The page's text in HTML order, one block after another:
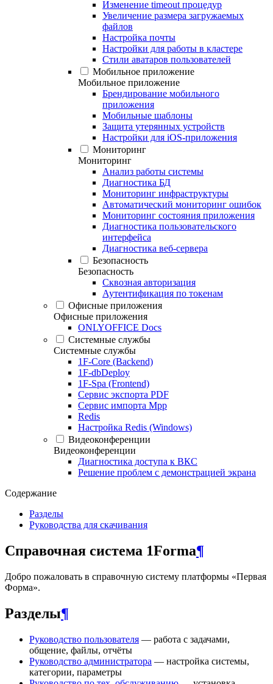
Изменение timeout процедур
Увеличение размера загружаемых
файлов
Настройка почты
Настройки для работы в кластере
Стили аватаров пользователей
Мобильное приложение
Мобильное приложение
Брендирование мобильного
приложения
Мобильные шаблоны
Защита утерянных устройств
Настройки для iOS-приложения
Мониторинг
Мониторинг
Анализ работы системы
Диагностика БД
Мониторинг инфраструктуры
Автоматический мониторинг ошибок
Мониторинг состояния приложения
Диагностика пользовательского
интерфейса
Диагностика веб-сервера
Безопасность
Безопасность
Сквозная авторизация
Аутентификация по токенам
Офисные приложения
Офисные приложения
ONLYOFFICE Docs
Системные службы
Системные службы
1F-Core (Backend)
1F-dbDeploy
1F-Spa (Frontend)
Сервис экспорта PDF
Сервис импорта Mpp
Redis
Настройка Redis (Windows)
Видеоконференции
Видеоконференции
Диагностика доступа к ВКС
Решение проблем с демонстрацией экрана
Содержание
Разделы
Руководства для скачивания
Справочная система 1Forma¶
Добро пожаловать в справочную систему платформы «Первая
Форма».
Разделы¶
Руководство пользователя — работа с задачами,
общение, файлы, отчёты
Руководство администратора — настройка системы,
категории, параметры